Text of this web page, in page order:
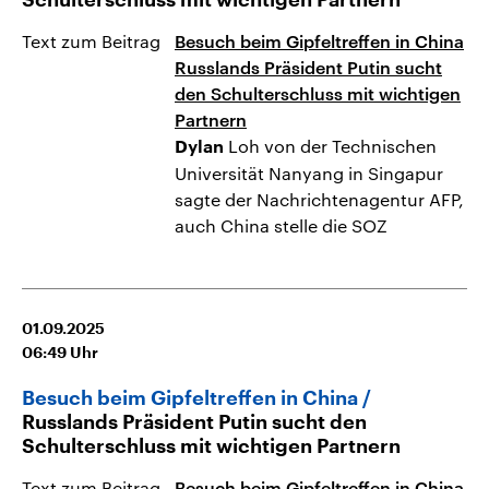
Text zum Beitrag
Besuch beim Gipfeltreffen in China
Russlands Präsident Putin sucht
den Schulterschluss mit wichtigen
Partnern
Dylan Loh von der Technischen
Universität Nanyang in Singapur
sagte der Nachrichtenagentur AFP,
auch China stelle die SOZ
01.09.2025
06:49 Uhr
Besuch beim Gipfeltreffen in China
Russlands Präsident Putin sucht den
Schulterschluss mit wichtigen Partnern